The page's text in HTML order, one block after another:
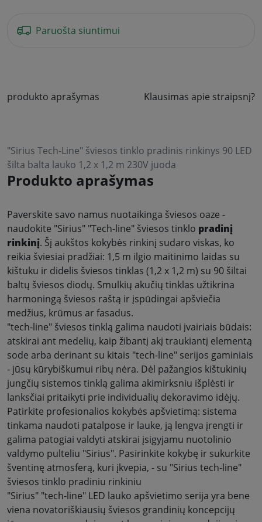
Paruošta siuntimui
produkto aprašymas Klausimas apie straipsnį?
"Sirius Tech-Line" šviesos tinklo pradinis rinkinys 90 LED
šilta balta lauko 1,2 x 1,2 m 230V juoda
Produkto aprašymas
Paverskite savo namus nuotaikinga šviesos oaze -
naudokite "Sirius" "Tech-line" šviesos tinklo pradinį
rinkinį. Šį aukštos kokybės rinkinį sudaro viskas, ko
reikia šviesiai pradžiai: 1,5 m ilgio maitinimo laidas su
kištuku ir didelis šviesos tinklas (1,2 x 1,2 m) su 90 šiltai
baltų šviesos diodų. Smulkių akučių tinklas užtikrina
harmoningą šviesos raštą ir įspūdingai apšviečia
medžius, krūmus ar fasadus.
"tech-line" šviesos tinklą galima naudoti įvairiais būdais:
atskirai ant medelių, kaip žibantį akį traukiantį elementą
sode arba derinant su kitais "tech-line" serijos gaminiais
- jūsų kūrybiškumui ribų nėra. Dėl pažangios kištukinių
jungčių sistemos tinklą galima akimirksniu išplėsti ir
lanksčiai pritaikyti prie individualių dekoravimo idėjų.
Patirkite profesionalios kokybės apšvietimą: sistema
tinkama naudoti patalpose ir lauke, ją lengva įrengti ir
galima patogiai valdyti atskirai įsigyjamu nuotolinio
valdymo pulteliu "Sirius". Pasirinkite kokybę ir sukurkite
šventinę atmosferą, kuri įkvepia, - su "Sirius tech-line"
šviesos tinklo pradiniu rinkiniu
"Sirius" "tech-line" LED lauko apšvietimo serija yra bene
viena novatoriškiausių šviesos grandinių koncepcijų